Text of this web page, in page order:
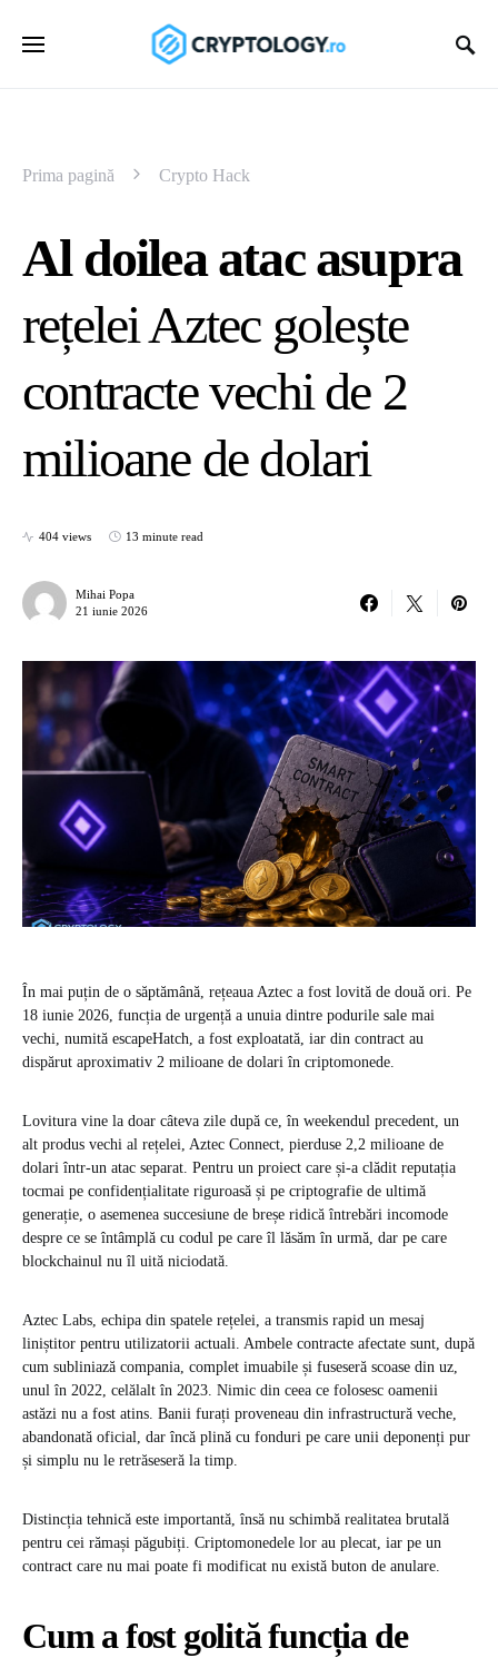
Prima pagină Crypto Hack
Al doilea atac asupra
rețelei Aztec golește
contracte vechi de 2
milioane de dolari
404 views 13 minute read
Mihai Popa
21 iunie 2026
În mai puțin de o săptămână, rețeaua Aztec a fost lovită de două ori. Pe
18 iunie 2026, funcția de urgență a unuia dintre podurile sale mai
vechi, numită escapeHatch, a fost exploatată, iar din contract au
dispărut aproximativ 2 milioane de dolari în criptomonede.
Lovitura vine la doar câteva zile după ce, în weekendul precedent, un
alt produs vechi al rețelei, Aztec Connect, pierduse 2,2 milioane de
dolari într-un atac separat. Pentru un proiect care și-a clădit reputația
tocmai pe confidențialitate riguroasă și pe criptografie de ultimă
generație, o asemenea succesiune de breșe ridică întrebări incomode
despre ce se întâmplă cu codul pe care îl lăsăm în urmă, dar pe care
blockchainul nu îl uită niciodată.
Aztec Labs, echipa din spatele rețelei, a transmis rapid un mesaj
liniștitor pentru utilizatorii actuali. Ambele contracte afectate sunt, după
cum subliniază compania, complet imuabile și fuseseră scoase din uz,
unul în 2022, celălalt în 2023. Nimic din ceea ce folosesc oamenii
astăzi nu a fost atins. Banii furați proveneau din infrastructură veche,
abandonată oficial, dar încă plină cu fonduri pe care unii deponenți pur
și simplu nu le retrăseseră la timp.
Distincția tehnică este importantă, însă nu schimbă realitatea brutală
pentru cei rămași păgubiți. Criptomonedele lor au plecat, iar pe un
contract care nu mai poate fi modificat nu există buton de anulare.
Cum a fost golită funcția de